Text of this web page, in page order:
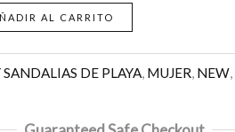
AL CARRITO
SANDALIAS DE PLAYA, MUJER, NEW,